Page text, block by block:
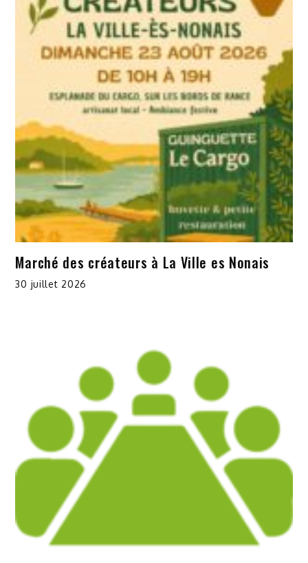
Marché des créateurs à La Ville es Nonais
30 juillet 2026